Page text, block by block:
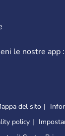
le nostre app :
del sito
policy